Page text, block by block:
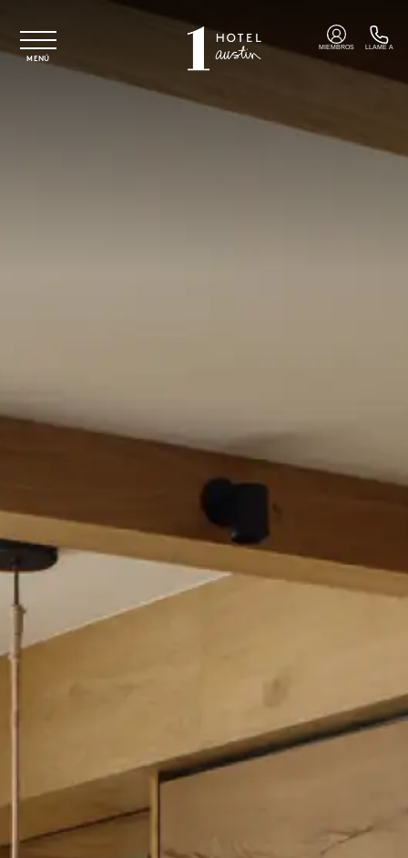
Ir al contenido principal
MENÚ
MIEMBROS LLAME A